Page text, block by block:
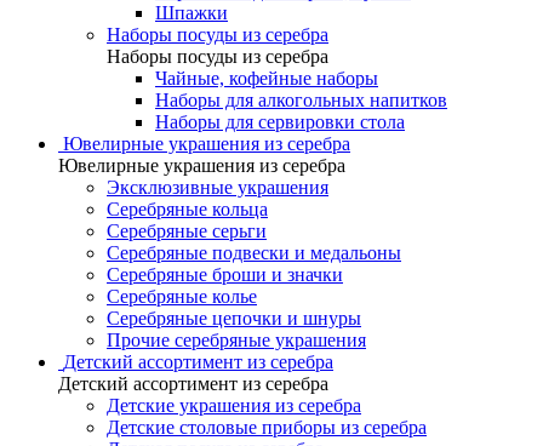
Шпажки
Наборы посуды из серебра
Наборы посуды из серебра
Чайные, кофейные наборы
Наборы для алкогольных напитков
Наборы для сервировки стола
Ювелирные украшения из серебра
Ювелирные украшения из серебра
Эксклюзивные украшения
Серебряные кольца
Серебряные серьги
Серебряные подвески и медальоны
Серебряные броши и значки
Серебряные колье
Серебряные цепочки и шнуры
Прочие серебряные украшения
Детский ассортимент из серебра
Детский ассортимент из серебра
Детские украшения из серебра
Детские столовые приборы из серебра